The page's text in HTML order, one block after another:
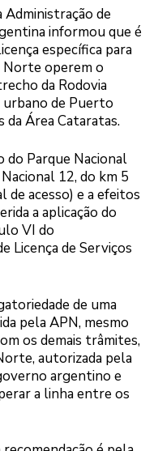
Administração de
informou que é
específica para
Norte operem o
da Rodovia
de Puerto
Área Cataratas.
do Parque Nacional
12, do km 5
acesso) e a efeitos
a aplicação do
VI do
Licença de Serviços
de uma
pela APN, mesmo
os demais trâmites,
autorizada pela
argentino e
a linha entre os